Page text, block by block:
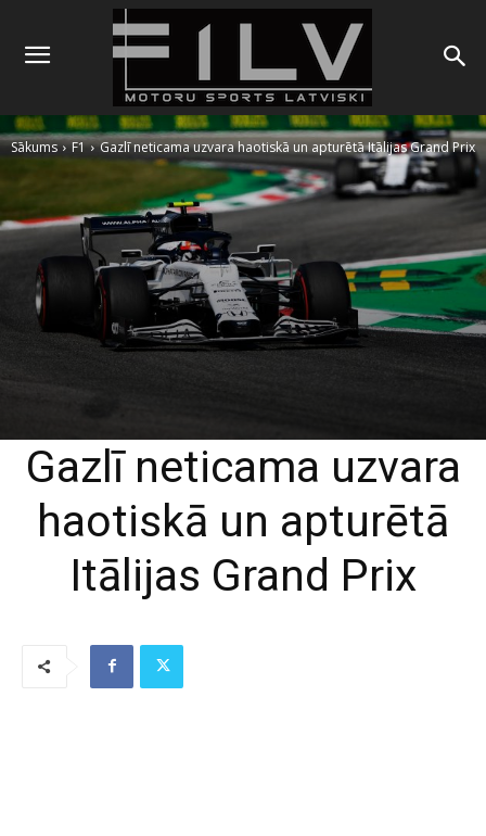
Sākums F1 Gazlī neticama uzvara haotiskā un apturētā Itālijas Grand Prix
Gazlī neticama uzvara
haotiskā un apturētā
Itālijas Grand Prix